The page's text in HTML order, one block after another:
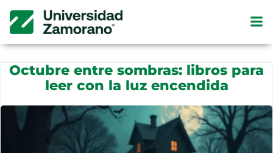
Octubre entre sombras: libros para
leer con la luz encendida